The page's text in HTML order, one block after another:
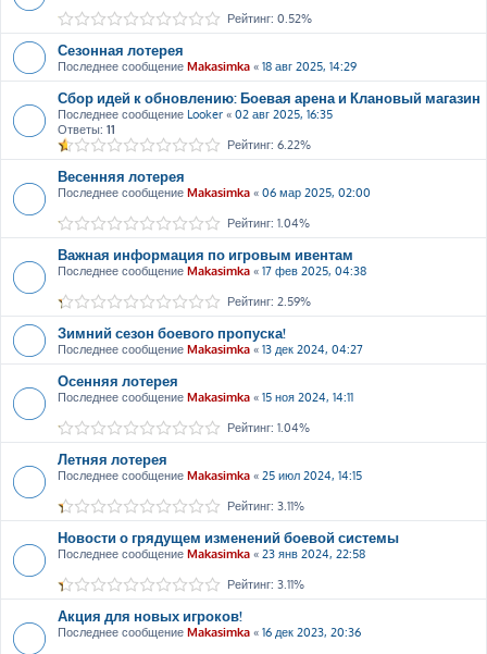
Рейтинг: 0.52%
Сезонная лотерея
Последнее сообщение Makasimka « 18 авг 2025, 14:29
Сбор идей к обновлению: Боевая арена и Клановый магазин
Последнее сообщение Looker « 02 авг 2025, 16:35
Ответы: 11
Рейтинг: 6.22%
Весенняя лотерея
Последнее сообщение Makasimka « 06 мар 2025, 02:00
Рейтинг: 1.04%
Важная информация по игровым ивентам
Последнее сообщение Makasimka « 17 фев 2025, 04:38
Рейтинг: 2.59%
Зимний сезон боевого пропуска!
Последнее сообщение Makasimka « 13 дек 2024, 04:27
Осенняя лотерея
Последнее сообщение Makasimka « 15 ноя 2024, 14:11
Рейтинг: 1.04%
Летняя лотерея
Последнее сообщение Makasimka « 25 июл 2024, 14:15
Рейтинг: 3.11%
Новости о грядущем изменений боевой системы
Последнее сообщение Makasimka « 23 янв 2024, 22:58
Рейтинг: 3.11%
Акция для новых игроков!
Последнее сообщение Makasimka « 16 дек 2023, 20:36